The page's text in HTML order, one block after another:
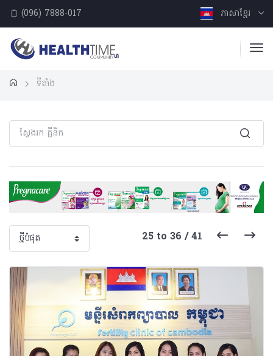
(096) 7888-017 ភាសាខ្មែរ
ទីតាំង
25 to 36 / 41